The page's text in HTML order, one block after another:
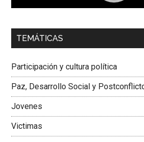
00:00
Dra. Carolina Corcho Mejía,
Colombiana
TEMÁTICAS
Participación y cultura política
Paz, Desarrollo Social y
Jovenes
Victimas